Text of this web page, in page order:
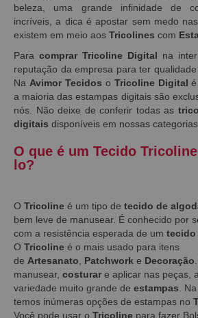
beleza, uma grande infinidade de
incríveis, a dica é apostar sem medo
existem em meio aos Tricolines com
Para comprar Tricoline Digital na
reputação da empresa para ter
Na Avimor Tecidos o Tricoline Digital
a maioria das estampas digitais são
nós. Não deixe de conferir todas as
digitais disponíveis em nossas categorias.
O que é um Tecido
lo?
O Tricoline é um tipo de tecido de
bem leve de manusear. É conhecido por
com a resistência esperada de um tecido
O Tricoline é o mais usado para itens
de Artesanato Patchwork e Decoração
manusear, costurar e aplicar nas peças,
variedade muito grande de estampas . Na
temos inúmeras opções de estampas no
Você pode usar o Tricoline para fazer